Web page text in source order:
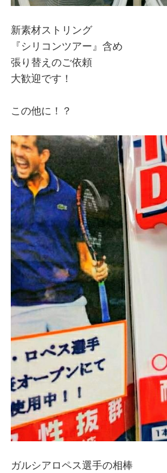
新素材ストリング
『シリコンツアー』含め
張り替えのご依頼
大歓迎です！
この他に！？
ガルシアロペス選手の相棒